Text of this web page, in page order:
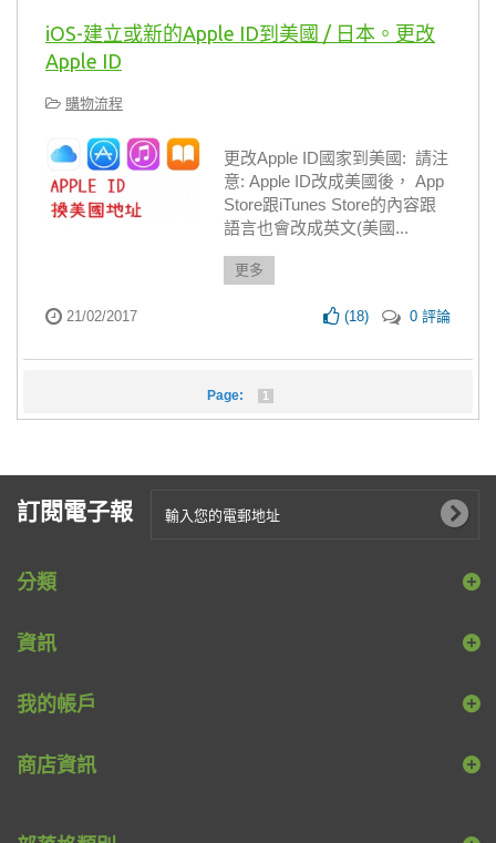
iOS-建立或新的Apple ID到美國 / 日本。更改
Apple ID
購物流程
更改Apple ID國家到美國: 請注
意: Apple ID改成美國後， App
Store跟iTunes Store的內容跟
語言也會改成英文(美國...
更多
21/02/2017 (18) 0 評論
Page: 1
訂閱電子報
分類
資訊
我的帳戶
商店資訊